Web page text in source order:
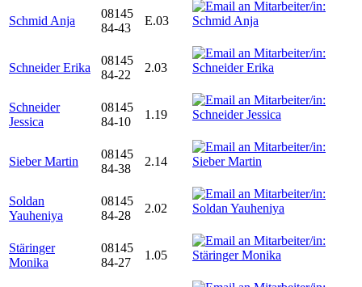
Schmid Anja
08145
84-43
E.03
Schneider Erika
08145
84-22
2.03
Schneider
Jessica
08145
84-10
1.19
Sieber Martin
08145
84-38
2.14
Soldan
Yauheniya
08145
84-28
2.02
Stäringer
Monika
08145
84-27
1.05